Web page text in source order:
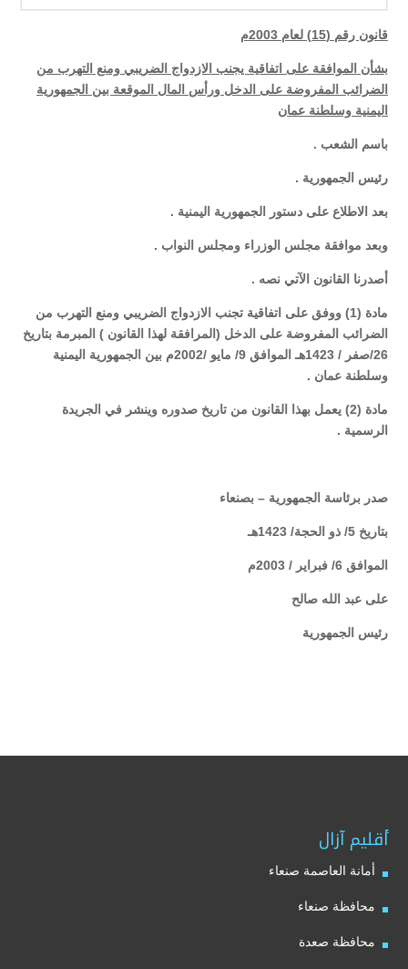
قانون رقم (15) لعام 2003م
بشأن الموافقة على اتفاقية يجنب الازدواج الضريبي ومنع التهرب من
الضرائب المفروضة على الدخل ورأس المال الموقعة بين الجمهورية
اليمنية وسلطنة عمان
باسم الشعب .
رئيس الجمهورية .
بعد الاطلاع على دستور الجمهورية اليمنية .
وبعد موافقة مجلس الوزراء ومجلس النواب .
أصدرنا القانون الآتي نصه .
مادة (1) ووفق على اتفاقية تجنب الازدواج الضريبي ومنع التهرب من
الضرائب المفروضة على الدخل (المرافقة لهذا القانون ) المبرمة بتاريخ
26/صفر / 1423هـ الموافق 9/ مايو /2002م بين الجمهورية اليمنية
وسلطنة عمان .
مادة (2) يعمل بهذا القانون من تاريخ صدوره وينشر في الجريدة
الرسمية .
صدر برئاسة الجمهورية – بصنعاء
بتاريخ 5/ ذو الحجة/ 1423هـ
الموافق 6/ فبراير / 2003م
على عبد الله صالح
رئيس الجمهورية
أقليم آزال
أمانة العاصمة صنعاء
محافظة صنعاء
محافظة صعدة